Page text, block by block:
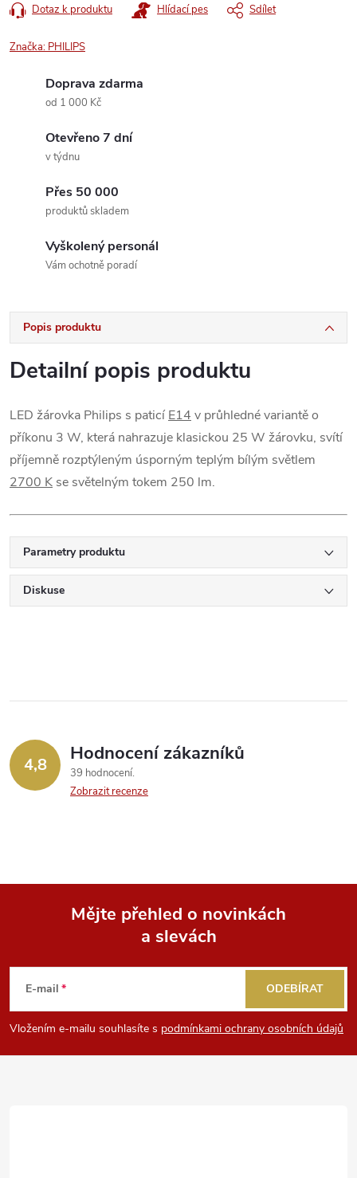
Dotaz k produktu Hlídací pes Sdílet
Značka: PHILIPS
Doprava zdarma
od 1 000 Kč
Otevřeno 7 dní
v týdnu
Přes 50 000
produktů skladem
Vyškolený personál
Vám ochotně poradí
Popis produktu
Detailní popis produktu
LED žárovka Philips s paticí E14 v průhledné variantě o
příkonu 3 W, která nahrazuje klasickou 25 W žárovku, svítí
příjemně rozptýleným úsporným teplým bílým světlem
2700 K se světelným tokem 250 lm.
Parametry produktu
Diskuse
4,8 Hodnocení zákazníků
39 hodnocení
Zobrazit recenze
p
a
Mějte přehled o novinkách
a slevách
E-mail
Vložením e-mailu souhlasíte s podmínkami ochrany osobních údajů
ODEBÍRAT